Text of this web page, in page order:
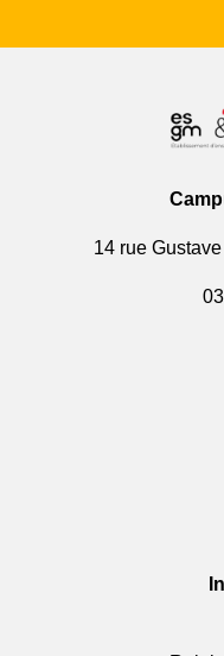
14 rue